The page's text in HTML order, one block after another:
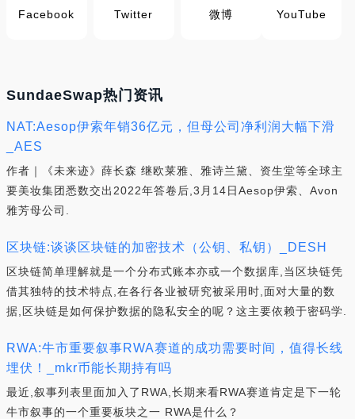
Facebook Twitter 微博 YouTube
SundaeSwap热门资讯
NAT:Aesop伊索年销36亿元，但母公司净利润大幅下滑
_AES
作者｜《未来迹》薛长森 继欧莱雅、雅诗兰黛、资生堂等全球主
要美妆集团悉数交出2022年答卷后,3月14日Aesop伊索、Avon
雅芳母公司.
区块链:谈谈区块链的加密技术（公钥、私钥）_DESH
区块链简单理解就是一个分布式账本亦或一个数据库,当区块链凭
借其独特的技术特点,在各行各业被研究被采用时,面对大量的数
据,区块链是如何保护数据的隐私安全的呢？这主要依赖于密码学.
RWA:牛市重要叙事RWA赛道的成功需要时间，值得长线
埋伏！_mkr币能长期持有吗
最近,叙事列表里面加入了RWA,长期来看RWA赛道肯定是下一轮
牛市叙事的一个重要板块之一 RWA是什么？